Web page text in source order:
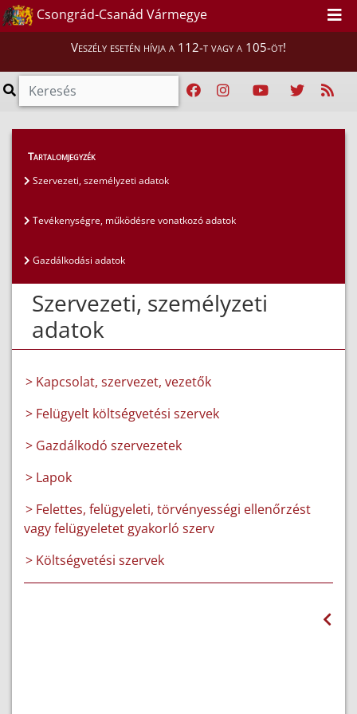
Csongrád-Csanád Vármegye
Veszély esetén hívja a 112-t vagy a 105-öt!
Közérdekű adatok
Szervezeti, személyzeti adatok
Tartalomjegyzék
Szervezeti, személyzeti adatok
Tevékenységre, működésre vonatkozó adatok
Gazdálkodási adatok
Szervezeti, személyzeti
adatok
> Kapcsolat, szervezet, vezetők
> Felügyelt költségvetési szervek
> Gazdálkodó szervezetek
> Lapok
> Felettes, felügyeleti, törvényességi ellenőrzést
vagy felügyeletet gyakorló szerv
> Költségvetési szervek